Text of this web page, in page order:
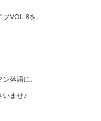
VOL.8を、
落語に、
いませ♪